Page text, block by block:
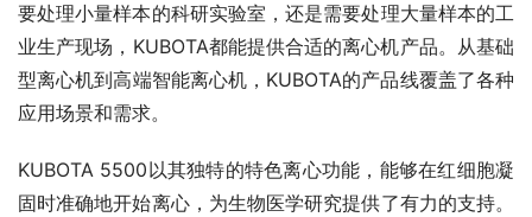
要处理小量样本的科研实验室，还是需要处理大量样本的工
业生产现场，KUBOTA都能提供合适的离心机产品。从基础
型离心机到高端智能离心机，KUBOTA的产品线覆盖了各种
应用场景和需求。
KUBOTA 5500以其独特的特色离心功能，能够在红细胞凝
固时准确地开始离心，为生物医学研究提供了有力的支持。